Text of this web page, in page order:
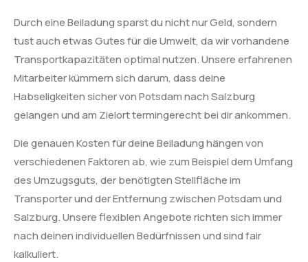
Durch eine Beiladung sparst du nicht nur Geld, sondern
tust auch etwas Gutes für die Umwelt, da wir vorhandene
Transportkapazitäten optimal nutzen. Unsere erfahrenen
Mitarbeiter kümmern sich darum, dass deine
Habseligkeiten sicher von Potsdam nach Salzburg
gelangen und am Zielort termingerecht bei dir ankommen.
Die genauen Kosten für deine Beiladung hängen von
verschiedenen Faktoren ab, wie zum Beispiel dem Umfang
des Umzugsguts, der benötigten Stellfläche im
Transporter und der Entfernung zwischen Potsdam und
Salzburg. Unsere flexiblen Angebote richten sich immer
nach deinen individuellen Bedürfnissen und sind fair
kalkuliert.